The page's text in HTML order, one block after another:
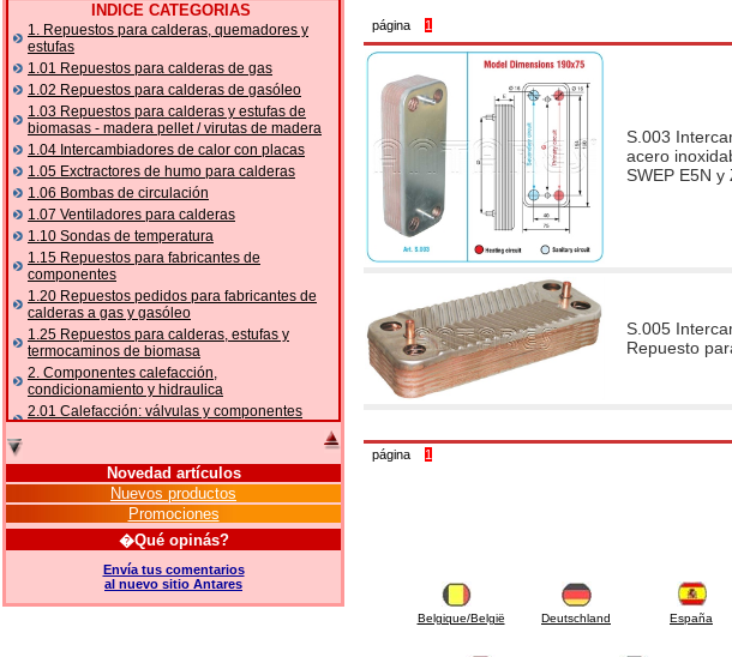
INDICE CATEGORIAS
1. Repuestos para calderas, quemadores y
estufas
1.01 Repuestos para calderas de gas
1.02 Repuestos para calderas de gasóleo
1.03 Repuestos para calderas y estufas de
biomasas - madera pellet / virutas de madera
1.04 Intercambiadores de calor con placas
1.05 Exctractores de humo para calderas
1.06 Bombas de circulación
1.07 Ventiladores para calderas
1.10 Sondas de temperatura
1.15 Repuestos para fabricantes de
componentes
1.20 Repuestos pedidos para fabricantes de
calderas a gas y gasóleo
1.25 Repuestos para calderas, estufas y
termocaminos de biomasa
2. Componentes calefacción,
condicionamiento y hidraulica
2.01 Calefacción: válvulas y componentes
accesorios
2.10 Termorregulación instalaciones
2.15 Acondicionamiento: válvulas y
componentes relacionados y complementarios
2.16 Gas: componentes para tubería,
relacionados y complementarios
2.17 Gasóleo: componentes para tubería,
relacionados y complementarios
Novedad artículos
Nuevos productos
Promociones
�Qué opinás?
Envía tus comentarios
al nuevo sitio Antares
página 1
S.003
acero
SWEP E5N y
S.005
Repuesto
página 1
Belgique/België Deutschland España